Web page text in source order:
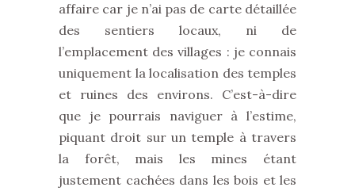
affaire car je n’ai pas de carte détaillée
des sentiers locaux, ni de
l’emplacement des villages : je connais
uniquement la localisation des temples
et ruines des environs. C’est-à-dire
que je pourrais naviguer à l’estime,
piquant droit sur un temple à travers
la forêt, mais les mines étant
justement cachées dans les bois et les